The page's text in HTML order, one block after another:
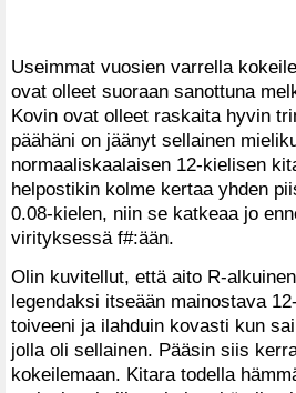
Useimmat vuosien varrella
ovat olleet suoraan sanottuna
Kovin ovat olleet raskaita hyvin
päähäni on jäänyt sellainen
normaaliskaalaisen 12-kielisen
helpostikin kolme kertaa yhden
0.08-kielen, niin se katkeaa jo
virityksessä f#:ään.
Olin kuvitellut, että aito R-
legendaksi itseään mainostava
toiveeni ja ilahduin kovasti kun
jolla oli sellainen. Pääsin siis
kokeilemaan. Kitara todella